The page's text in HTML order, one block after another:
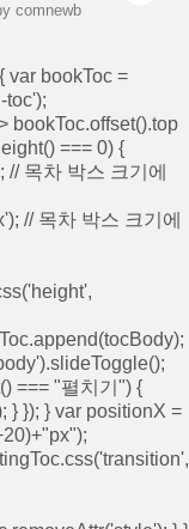
comnewb
var bookToc =
toc');
bookToc.offset().top
=== 0) {
목차 박스 크기에
// 목차 박스 크기에
=== "펼치기") {
} }); } var positionX =